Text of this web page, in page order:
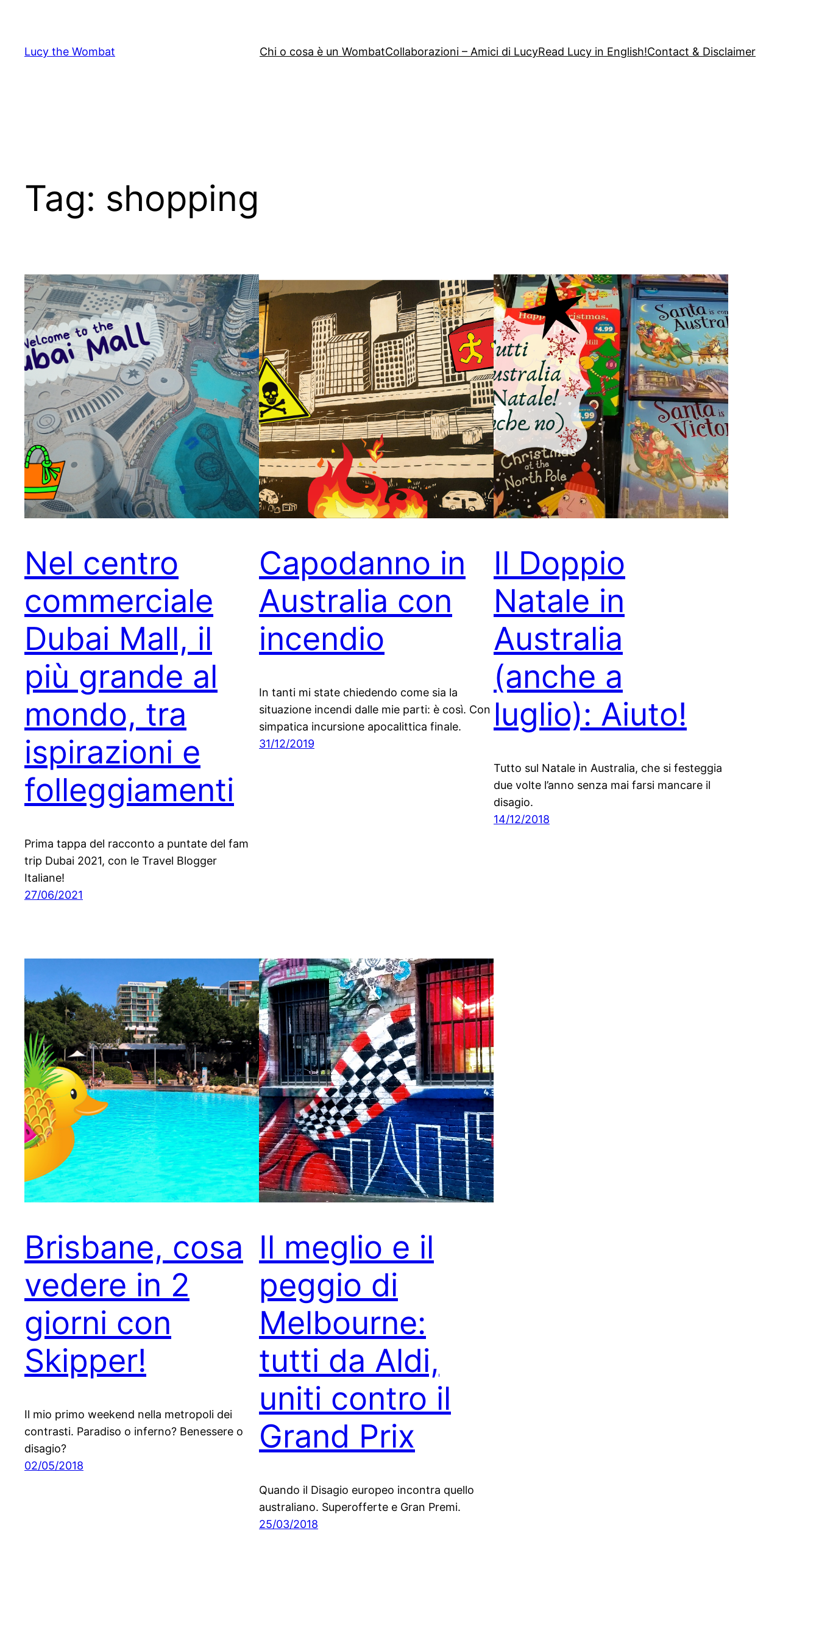
contenuto
Lucy the Wombat Chi o cosa è un WombatCollaborazioni – Amici di LucyRead Lucy in English!Contact & Disclaimer
Tag: shopping
Nel centro
commerciale
Dubai Mall, il
più grande al
mondo, tra
ispirazioni e
folleggiamenti
Prima tappa del racconto a puntate del fam
trip Dubai 2021, con le Travel Blogger
Italiane!
27/06/2021
Capodanno in
Australia con
incendio
In tanti mi state chiedendo come sia la
situazione incendi dalle mie parti: è così. Con
simpatica incursione apocalittica finale.
31/12/2019
Il Doppio
Natale in
Australia
(anche a
luglio): Aiuto!
Tutto sul Natale in Australia, che si festeggia
due volte l’anno senza mai farsi mancare il
disagio.
14/12/2018
Brisbane, cosa
vedere in 2
giorni con
Skipper!
Il mio primo weekend nella metropoli dei
contrasti. Paradiso o inferno? Benessere o
disagio?
02/05/2018
Il meglio e il
peggio di
Melbourne:
tutti da Aldi,
uniti contro il
Grand Prix
Quando il Disagio europeo incontra quello
australiano. Superofferte e Gran Premi.
25/03/2018